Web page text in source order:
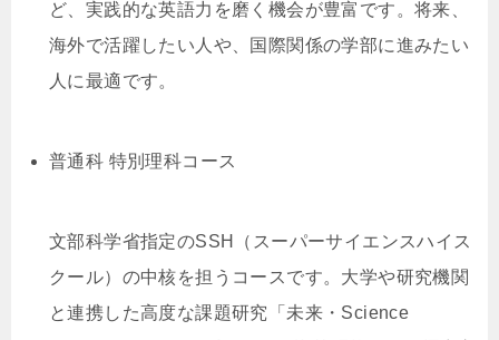
ど、実践的な英語力を磨く機会が豊富です。将来、
海外で活躍したい人や、国際関係の学部に進みたい
人に最適です。
普通科 特別理科コース
文部科学省指定のSSH（スーパーサイエンスハイス
クール）の中核を担うコースです。大学や研究機関
と連携した高度な課題研究「未来・Science